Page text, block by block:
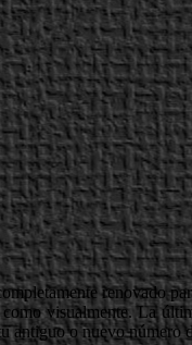
renovado
visualmente. La
antiguo o nuevo